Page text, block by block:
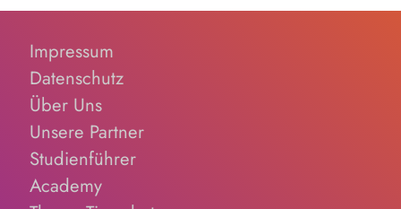
Impressum
Datenschutz
Über Uns
Unsere Partner
Studienführer
Academy